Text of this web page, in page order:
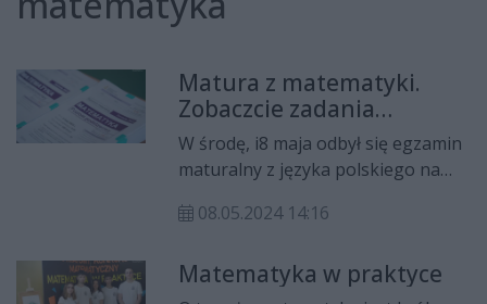
Matura z matematyki.
Zobaczcie zadania
[ARKUSZ]
W środę, i8 maja odbył się egzamin
maturalny z języka polskiego na
wyglądały arkusze? Zobaczcie!
08.05.2024 14:16
Matematyka w praktyce